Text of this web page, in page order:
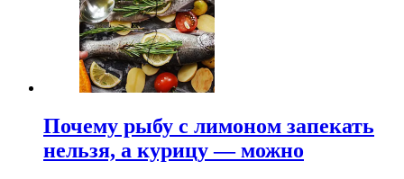
Почему рыбу с лимоном запекать
нельзя, а курицу — можно